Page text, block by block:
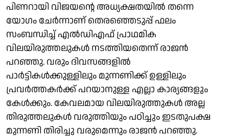
പിണറായി വിജയൻ്റെ അധ്യക്ഷതയിൽ തന്നെ
യോഗം ചേർന്നാണ് തെരഞ്ഞെടുപ്പ് ഫലം
സംബന്ധിച്ച് എൽഡിഎഫ് പ്രാഥമിക
വിലയിരുത്തലുകൾ നടത്തിയതെന്ന് രാജൻ
പറഞ്ഞു. വരും ദിവസങ്ങളിൽ
പാർട്ടികൾക്കുള്ളിലും മുന്നണിക്ക് ഉള്ളിലും
പ്രവർത്തകർക്ക് പറയാനുള്ള എല്ലാ കാര്യങ്ങളും
കേൾക്കും. കേവലമായ വിലയിരുത്തുകൾ അല്ല
തിരുത്തലുകൾ വരുത്തിയും പഠിച്ചും ഇടതുപക്ഷ
മുന്നണി തിരിച്ചു വരുമെന്നും രാജൻ പറഞ്ഞു.